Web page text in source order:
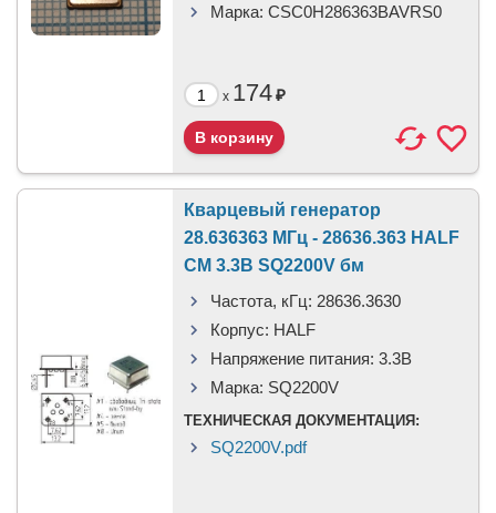
Марка: CSC0H286363BAVRS0
x 174₽
Кварцевый генератор
28.636363 МГц - 28636.363 HALF
CM 3.3В SQ2200V бм
Частота, кГц: 28636.3630
Корпус: HALF
Напряжение питания: 3.3В
Марка: SQ2200V
ТЕХНИЧЕСКАЯ ДОКУМЕНТАЦИЯ:
SQ2200V.pdf